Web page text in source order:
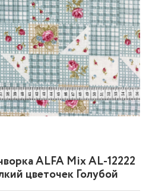
ALFA Mix AL-12222
цветочек Голубой